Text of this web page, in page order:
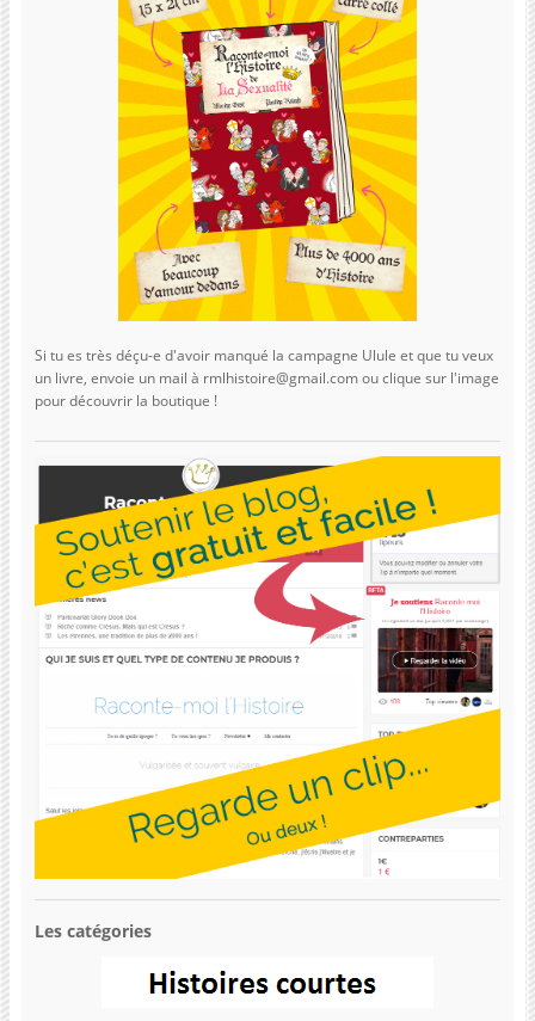
Si tu es très déçu-e d'avoir manqué la campagne Ulule et que tu veux
un livre, envoie un mail à rmlhistoire@gmail.com ou clique sur l'image
pour découvrir la boutique !
Les catégories